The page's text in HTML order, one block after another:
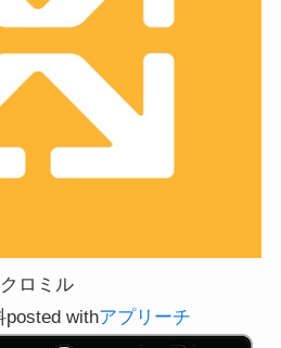
ロミル
posted withアプリーチ